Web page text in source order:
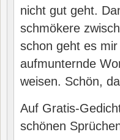
nicht gut geht.
schmökere
schon geht es
aufmunternde
weisen. Schön,
Auf Gratis-
schönen